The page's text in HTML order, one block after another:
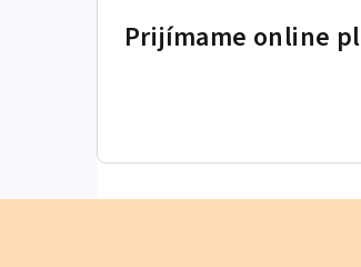
Prijímame online